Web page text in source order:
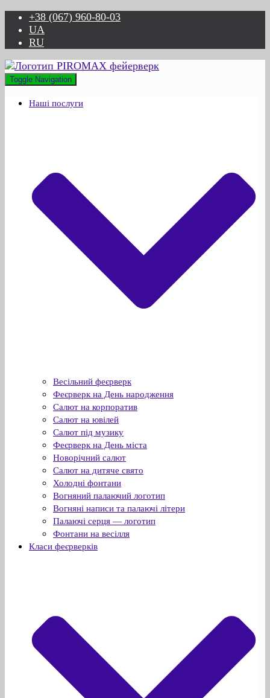
+38 (067) 960-80-03
UA
RU
Toggle Navigation
Наші послуги
Весільний феєрверк
Феєрверк на День народження
Салют на корпоратив
Салют на ювілей
Салют під музику
Феєрверк на День міста
Новорічний салют
Салют на дитяче свято
Холодні фонтани
Вогняний палаючий логотип
Вогняні написи та палаючі літери
Палаючі серця — логотип
Фонтани на весілля
Класи феєрверків